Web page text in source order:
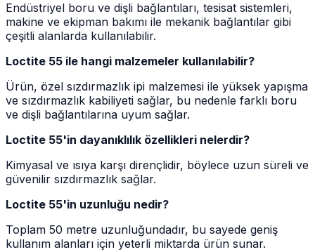
Endüstriyel boru ve dişli bağlantıları, tesisat sistemleri,
makine ve ekipman bakımı ile mekanik bağlantılar gibi
çeşitli alanlarda kullanılabilir.
Loctite 55 ile hangi malzemeler kullanılabilir?
Ürün, özel sızdırmazlık ipi malzemesi ile yüksek yapışma
ve sızdırmazlık kabiliyeti sağlar, bu nedenle farklı boru
ve dişli bağlantılarına uyum sağlar.
Loctite 55'in dayanıklılık özellikleri nelerdir?
Kimyasal ve ısıya karşı dirençlidir, böylece uzun süreli ve
güvenilir sızdırmazlık sağlar.
Loctite 55'in uzunluğu nedir?
Toplam 50 metre uzunluğundadır, bu sayede geniş
kullanım alanları için yeterli miktarda ürün sunar.